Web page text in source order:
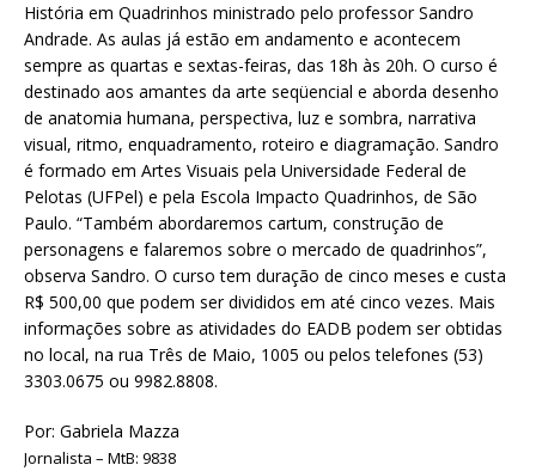
História em Quadrinhos ministrado pelo professor Sandro
Andrade. As aulas já estão em andamento e acontecem
sempre as quartas e sextas-feiras, das 18h às 20h. O curso é
destinado aos amantes da arte seqüencial e aborda desenho
de anatomia humana, perspectiva, luz e sombra, narrativa
visual, ritmo, enquadramento, roteiro e diagramação. Sandro
é formado em Artes Visuais pela Universidade Federal de
Pelotas (UFPel) e pela Escola Impacto Quadrinhos, de São
Paulo. “Também abordaremos cartum, construção de
personagens e falaremos sobre o mercado de quadrinhos”,
observa Sandro. O curso tem duração de cinco meses e custa
R$ 500,00 que podem ser divididos em até cinco vezes. Mais
informações sobre as atividades do EADB podem ser obtidas
no local, na rua Três de Maio, 1005 ou pelos telefones (53)
3303.0675 ou 9982.8808.
Por: Gabriela Mazza
Jornalista – MtB: 9838